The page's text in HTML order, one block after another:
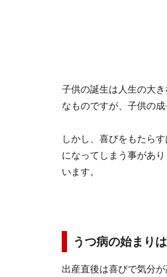
子供の誕生は人生の大
なものですが、子供の
しかし、喜びをもたら
になってしまう事があ
います。
うつ病の始まり
出産直後は喜びで気分